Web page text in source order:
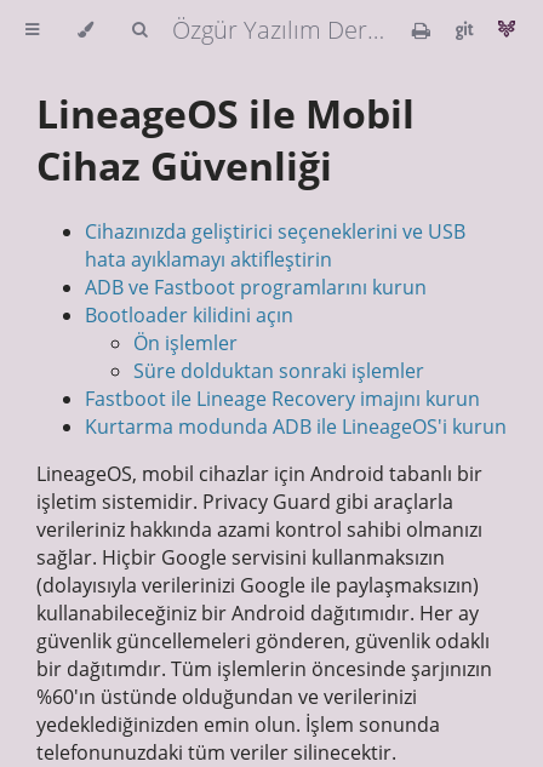
Özgür Yazılım Derneği Güvenlik Rehberi
LineageOS ile Mobil
Cihaz Güvenliği
Cihazınızda geliştirici seçeneklerini ve USB
hata ayıklamayı aktifleştirin
ADB ve Fastboot programlarını kurun
Bootloader kilidini açın
Ön işlemler
Süre dolduktan sonraki işlemler
Fastboot ile Lineage Recovery imajını kurun
Kurtarma modunda ADB ile LineageOS'i kurun
LineageOS, mobil cihazlar için Android tabanlı bir
işletim sistemidir. Privacy Guard gibi araçlarla
verileriniz hakkında azami kontrol sahibi olmanızı
sağlar. Hiçbir Google servisini kullanmaksızın
(dolayısıyla verilerinizi Google ile paylaşmaksızın)
kullanabileceğiniz bir Android dağıtımıdır. Her ay
güvenlik güncellemeleri gönderen, güvenlik odaklı
bir dağıtımdır. Tüm işlemlerin öncesinde şarjınızın
%60'ın üstünde olduğundan ve verilerinizi
yedeklediğinizden emin olun. İşlem sonunda
telefonunuzdaki tüm veriler silinecektir.